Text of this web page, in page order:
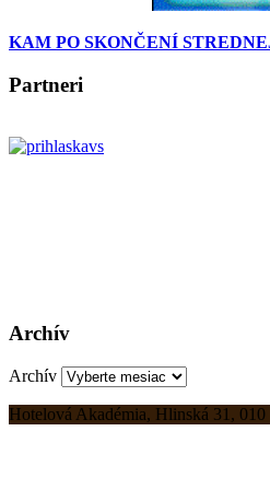
KAM PO SKONČENÍ
Partneri
Archív
Archív
Hotelová Akadémia, Hlinská 31,